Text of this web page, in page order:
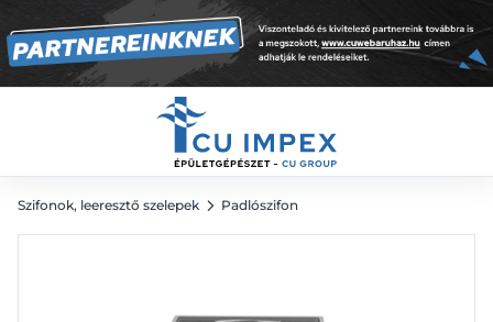
Szifonok, leeresztő szelepek Padlószifon
22 648 Ft